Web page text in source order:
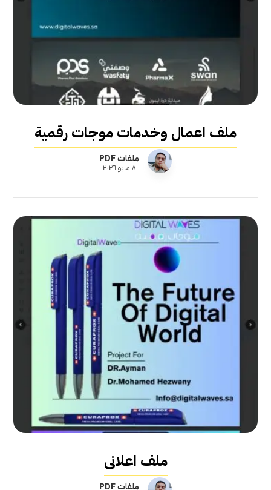
ملف اعمال وخدمات موجات رقمية
ملفات PDF
٨ مايو ٢٠٢٦
ملف اعلانى
ملفات PDF